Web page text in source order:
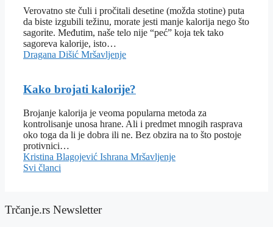
Verovatno ste čuli i pročitali desetine (možda stotine) puta
da biste izgubili težinu, morate jesti manje kalorija nego što
sagorite. Međutim, naše telo nije “peć” koja tek tako
sagoreva kalorije, isto…
Dragana Dišić Mršavljenje
Kako brojati kalorije?
Brojanje kalorija je veoma popularna metoda za
kontrolisanje unosa hrane. Ali i predmet mnogih rasprava
oko toga da li je dobra ili ne. Bez obzira na to što postoje
protivnici…
Kristina Blagojević Ishrana Mršavljenje
Svi članci
Trčanje.rs Newsletter